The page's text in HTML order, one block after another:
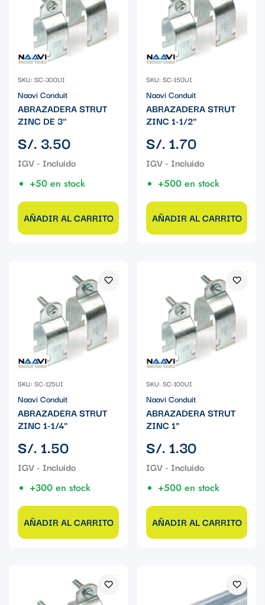
SKU: SC-300UI
Naavi Conduit
ABRAZADERA STRUT
ZINC DE 3"
Precio
regular
S/. 3.50
+50 en stock
AÑADIR AL CARRITO
SKU: SC-150UI
Naavi Conduit
ABRAZADERA STRUT
ZINC 1-1/2"
Precio
regular
S/. 1.70
+500 en stock
AÑADIR AL CARRITO
SKU: SC-125UI
Naavi Conduit
ABRAZADERA STRUT
ZINC 1-1/4"
Precio
regular
S/. 1.50
+300 en stock
AÑADIR AL CARRITO
SKU: SC-100UI
Naavi Conduit
ABRAZADERA STRUT
ZINC 1"
Precio
regular
S/. 1.30
+500 en stock
AÑADIR AL CARRITO